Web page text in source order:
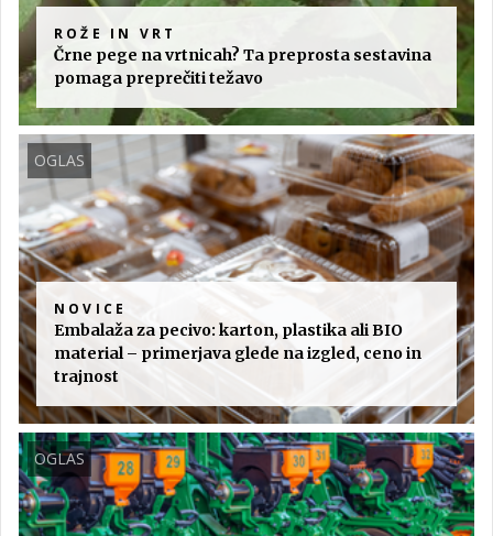
ROŽE IN VRT
Črne pege na vrtnicah? Ta preprosta sestavina
pomaga preprečiti težavo
OGLAS
NOVICE
Embalaža za pecivo: karton, plastika ali BIO
material – primerjava glede na izgled, ceno in
trajnost
OGLAS